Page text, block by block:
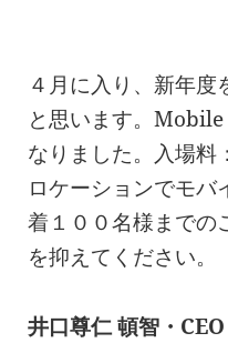
４月に入り、新年
と思います。
なりました。入場料
ロケーションでモ
着１００名様までの
を抑えてください。
井口尊仁 頓智・